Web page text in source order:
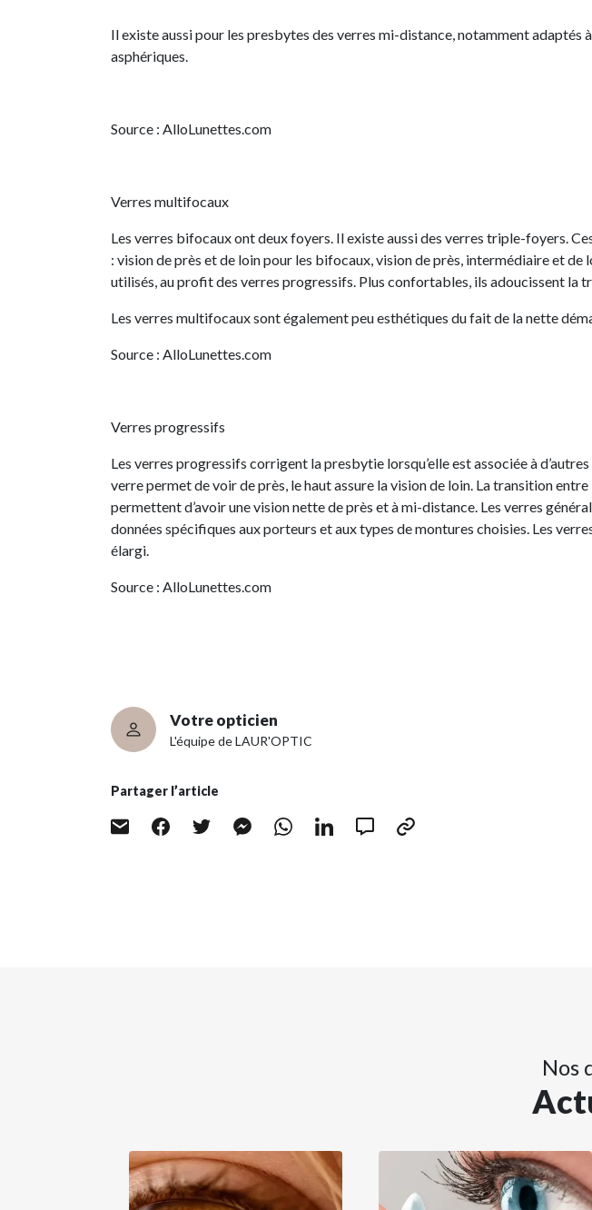
Il existe aussi pour les presbytes des verres mi-distance, notamment
asphériques.
Source : AlloLunettes.com
Verres multifocaux
Les verres bifocaux ont deux foyers. Il existe aussi des verres triple-foyers.
: vision de près et de loin pour les bifocaux, vision de près, intermédiaire et
utilisés, au profit des verres progressifs. Plus confortables, ils adoucissent
Les verres multifocaux sont également peu esthétiques du fait de la nette
Source : AlloLunettes.com
Verres progressifs
Les verres progressifs corrigent la presbytie lorsqu’elle est associée à
verre permet de voir de près, le haut assure la vision de loin. La transition
permettent d’avoir une vision nette de près et à mi-distance. Les verres
données spécifiques aux porteurs et aux types de montures choisies. Les
élargi.
Source : AlloLunettes.com
Votre opticien
L'équipe de LAUR'OPTIC
Partager l’article
Nos